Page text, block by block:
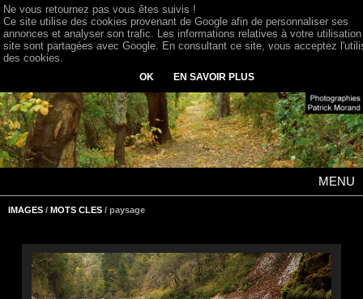
MENU
IMAGES / MOTS CLES / paysage
Ne vous retournez pas vous êtes suivis !
Ce site utilise des cookies provenant de Google afin de personnaliser ses
annonces et analyser son trafic. Les informations relatives à votre
site sont partagées avec Google. En consultant ce site, vous acceptez
des cookies.
OK EN SAVOIR PLUS